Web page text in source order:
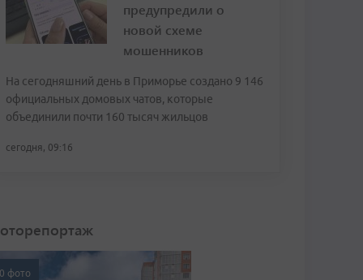
предупредили о
новой схеме
мошенников
На сегодняшний день в Приморье создано 9 146
официальных домовых чатов, которые
объединили почти 160 тысяч жильцов
сегодня, 09:16
фото